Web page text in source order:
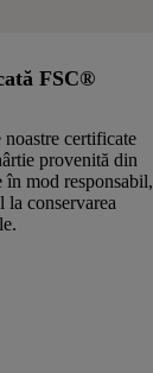
FSC®
certificate
provenită din
în mod responsabil,
la conservarea